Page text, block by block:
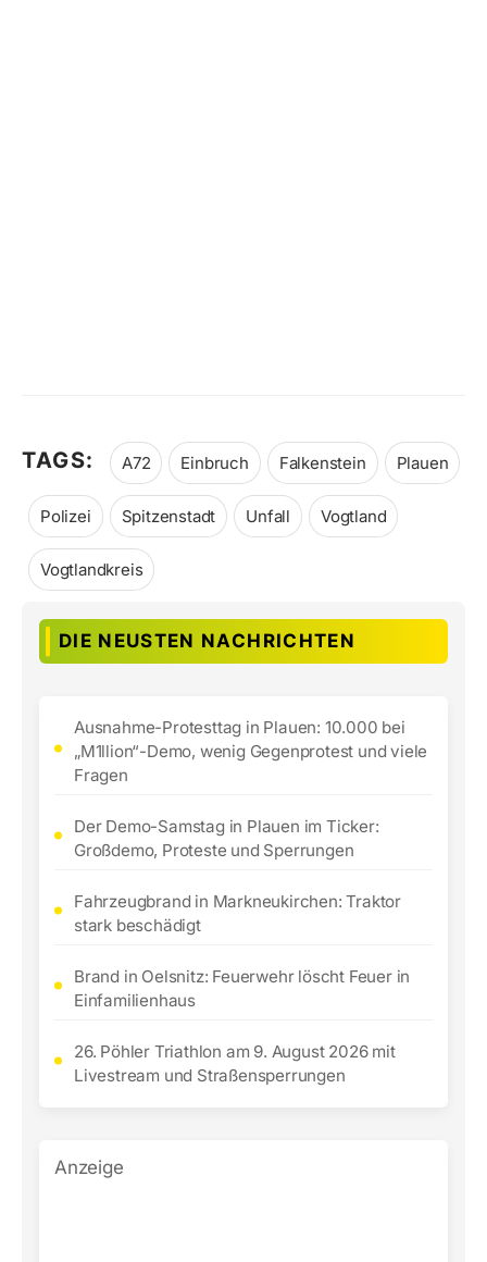
TAGS: A72 Einbruch Falkenstein Plauen
Polizei Spitzenstadt Unfall Vogtland
Vogtlandkreis
DIE NEUSTEN NACHRICHTEN
Ausnahme-Protesttag in Plauen: 10.000 bei
„M1llion“-Demo, wenig Gegenprotest und viele
Fragen
Der Demo-Samstag in Plauen im Ticker:
Großdemo, Proteste und Sperrungen
Fahrzeugbrand in Markneukirchen: Traktor
stark beschädigt
Brand in Oelsnitz: Feuerwehr löscht Feuer in
Einfamilienhaus
26. Pöhler Triathlon am 9. August 2026 mit
Livestream und Straßensperrungen
Anzeige